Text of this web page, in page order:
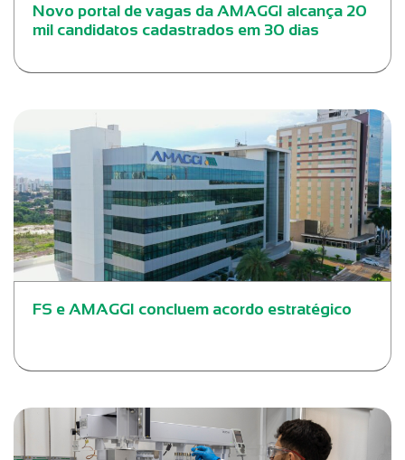
Novo portal de vagas da AMAGGI alcança 20
mil candidatos cadastrados em 30 dias
FS e AMAGGI concluem acordo estratégico